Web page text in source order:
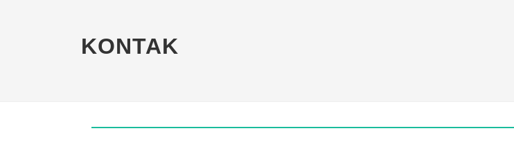
Walikota dan Kadis Pendidikan Kota Cilegon Kunjungi SMPN 11 ...
KEJUARAAN OLAHRAGA PRESTASI 2022...
KONTAK